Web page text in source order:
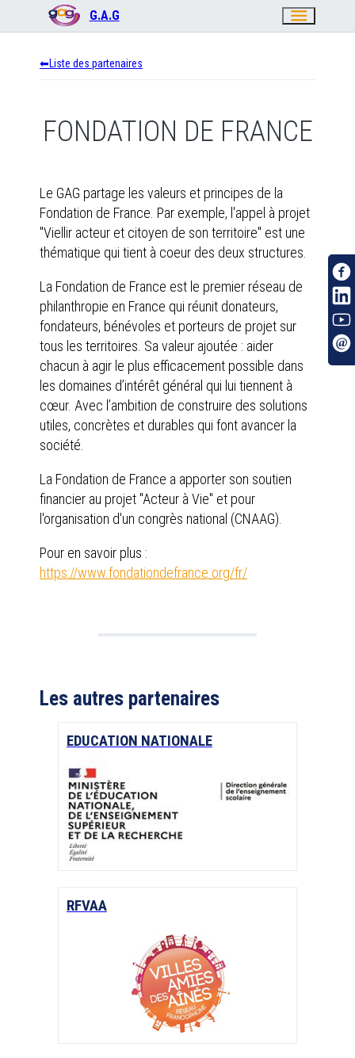
G.A.G menu
Liste des partenaires
FONDATION DE FRANCE
Le GAG partage les valeurs et principes de la
Fondation de France. Par exemple, l'appel à projet
"Viellir acteur et citoyen de son territoire" est une
thématique qui tient à coeur des deux structures.
La Fondation de France est le premier réseau de
philanthropie en France qui réunit donateurs,
fondateurs, bénévoles et porteurs de projet sur
tous les territoires. Sa valeur ajoutée : aider
chacun à agir le plus efficacement possible dans
les domaines d’intérêt général qui lui tiennent à
cœur. Avec l’ambition de construire des solutions
utiles, concrètes et durables qui font avancer la
société.
La Fondation de France a apporter son soutien
financier au projet "Acteur à Vie" et pour
l'organisation d'un congrès national (CNAAG).
Pour en savoir plus :
https://www.fondationdefrance.org/fr/
Les autres partenaires
EDUCATION NATIONALE
RFVAA